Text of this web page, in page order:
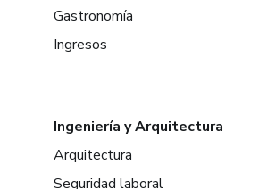
Gastronomía
Ingresos
Ingeniería y Arquitectura
Arquitectura
Seguridad laboral